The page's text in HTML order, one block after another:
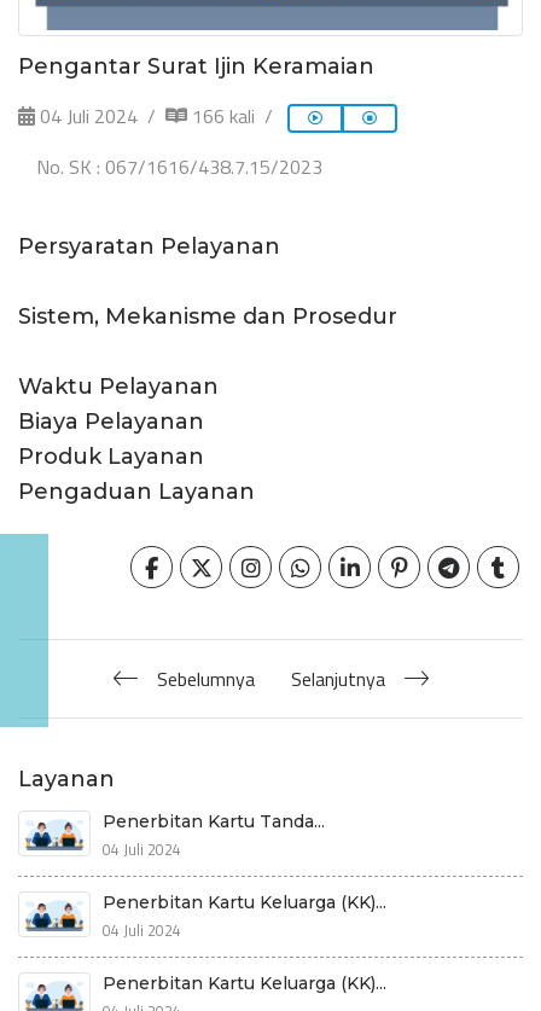
Pengantar Surat Ijin Keramaian
04 Juli 2024
166 kali
No. SK : 067/1616/438.7.15/2023
Persyaratan Pelayanan
Sistem, Mekanisme dan Prosedur
Waktu Pelayanan
Biaya Pelayanan
Produk Layanan
Pengaduan Layanan
Sebelumnya Selanjutnya
Layanan
Penerbitan Kartu Tanda...
04 Juli 2024
Penerbitan Kartu Keluarga (KK)...
04 Juli 2024
Penerbitan Kartu Keluarga (KK)...